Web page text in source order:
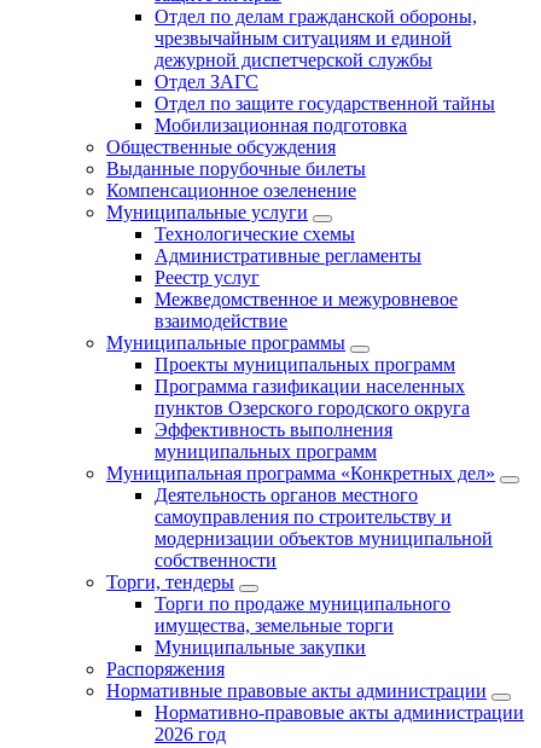
Отдел по делам гражданской обороны,
чрезвычайным ситуациям и единой
дежурной диспетчерской службы
Отдел ЗАГС
Отдел по защите государственной тайны
Мобилизационная подготовка
Общественные обсуждения
Выданные порубочные билеты
Компенсационное озеленение
Муниципальные услуги
Технологические схемы
Административные регламенты
Реестр услуг
Межведомственное и межуровневое
взаимодействие
Муниципальные программы
Проекты муниципальных программ
Программа газификации населенных
пунктов Озерского городского округа
Эффективность выполнения
муниципальных программ
Муниципальная программа «Конкретных дел»
Деятельность органов местного
самоуправления по строительству и
модернизации объектов муниципальной
собственности
Торги, тендеры
Торги по продаже муниципального
имущества, земельные торги
Муниципальные закупки
Распоряжения
Нормативные правовые акты администрации
Нормативно-правовые акты администрации
2026 год